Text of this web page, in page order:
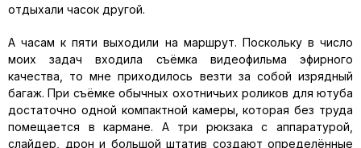
отдыхали часок другой.
А часам к пяти выходили на маршрут. Поскольку в число
моих задач входила съёмка видеофильма эфирного
качества, то мне приходилось везти за собой изрядный
багаж. При съёмке обычных охотничьих роликов для ютуба
достаточно одной компактной камеры, которая без труда
помещается в кармане. А три рюкзака с аппаратурой,
слайдер, дрон и большой штатив создают определённые